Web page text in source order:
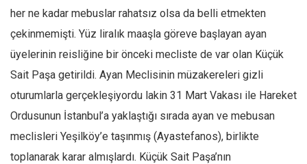
Asya
Afrika
İslam Dünyası
Amerika
Avustralya
Düşünce
her ne kadar mebuslar rahatsız olsa da belli etmekten
çekinmemişti. Yüz liralık maaşla göreve başlayan ayan
üyelerinin reisliğine bir önceki mecliste de var olan Küçük
Sait Paşa getirildi. Ayan Meclisinin müzakereleri gizli
oturumlarla gerçekleşiyordu lakin 31 Mart Vakası ile Hareket
Ordusunun İstanbul’a yaklaştığı sırada ayan ve mebusan
meclisleri Yeşilköy’e taşınmış (Ayastefanos), birlikte
toplanarak karar almışlardı. Küçük Sait Paşa’nın